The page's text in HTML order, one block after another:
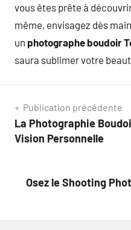
vous êtes prête à
même, envisagez dès
un photographe boudoir
saura sublimer votre
Navigation
de
Publication précédente
La Photographie
Vision Personnelle
Osez le Shooting